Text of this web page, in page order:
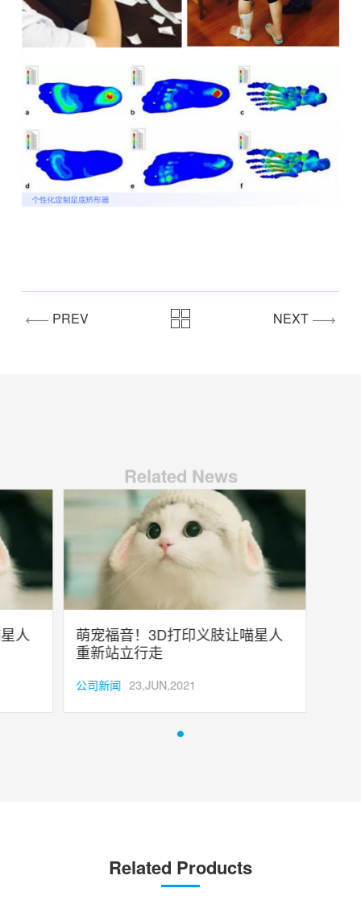
PREV NEXT
人
萌宠福音！3D打印义肢让喵星人
重新站立行走
公司新闻 23,JUN,2021
Related Products